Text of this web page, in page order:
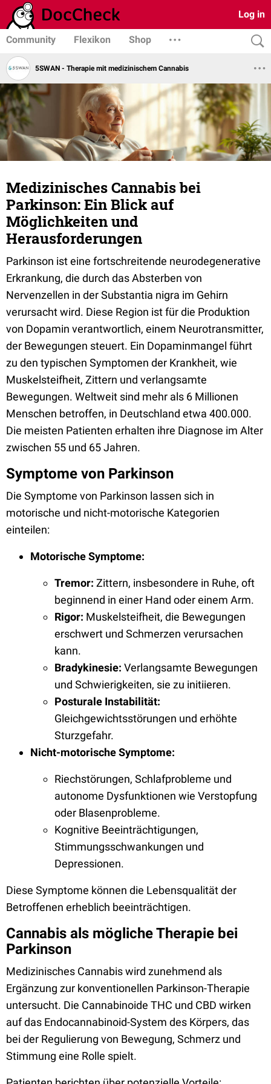
Log in
Community Flexikon Shop
5SWAN - Therapie mit medizinischem Cannabis
Medizinisches Cannabis bei
Parkinson: Ein Blick auf
Möglichkeiten und
Herausforderungen
Parkinson ist eine fortschreitende neurodegenerative
Erkrankung, die durch das Absterben von
Nervenzellen in der Substantia nigra im Gehirn
verursacht wird. Diese Region ist für die Produktion
von Dopamin verantwortlich, einem Neurotransmitter,
der Bewegungen steuert. Ein Dopaminmangel führt
zu den typischen Symptomen der Krankheit, wie
Muskelsteifheit, Zittern und verlangsamte
Bewegungen. Weltweit sind mehr als 6 Millionen
Menschen betroffen, in Deutschland etwa 400.000.
Die meisten Patienten erhalten ihre Diagnose im Alter
zwischen 55 und 65 Jahren.
Symptome von Parkinson
Die Symptome von Parkinson lassen sich in
motorische und nicht-motorische Kategorien
einteilen:
Motorische Symptome:
Tremor: Zittern, insbesondere in Ruhe, oft
beginnend in einer Hand oder einem Arm.
Rigor: Muskelsteifheit, die Bewegungen
erschwert und Schmerzen verursachen
kann.
Bradykinesie: Verlangsamte Bewegungen
und Schwierigkeiten, sie zu initiieren.
Posturale Instabilität:
Gleichgewichtsstörungen und erhöhte
Sturzgefahr.
Nicht-motorische Symptome:
Riechstörungen, Schlafprobleme und
autonome Dysfunktionen wie Verstopfung
oder Blasenprobleme.
Kognitive Beeinträchtigungen,
Stimmungsschwankungen und
Depressionen.
Diese Symptome können die Lebensqualität der
Betroffenen erheblich beeinträchtigen.
Cannabis als mögliche Therapie bei
Parkinson
Medizinisches Cannabis wird zunehmend als
Ergänzung zur konventionellen Parkinson-Therapie
untersucht. Die Cannabinoide THC und CBD wirken
auf das Endocannabinoid-System des Körpers, das
bei der Regulierung von Bewegung, Schmerz und
Stimmung eine Rolle spielt.